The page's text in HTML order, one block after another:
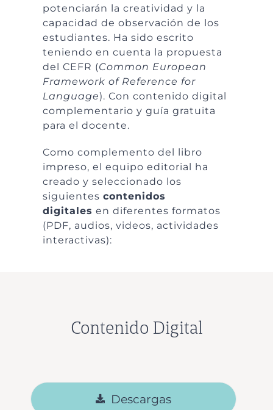
potenciarán la creatividad y la
capacidad de observación de los
estudiantes. Ha sido escrito
teniendo en cuenta la propuesta
del CEFR (Common European
Framework of Reference for
Language). Con contenido digital
complementario y guía gratuita
para el docente.
Como complemento del libro
impreso, el equipo editorial ha
creado y seleccionado los
siguientes contenidos
digitales en diferentes formatos
(PDF, audios, videos, actividades
interactivas):
Contenido Digital
Descargas